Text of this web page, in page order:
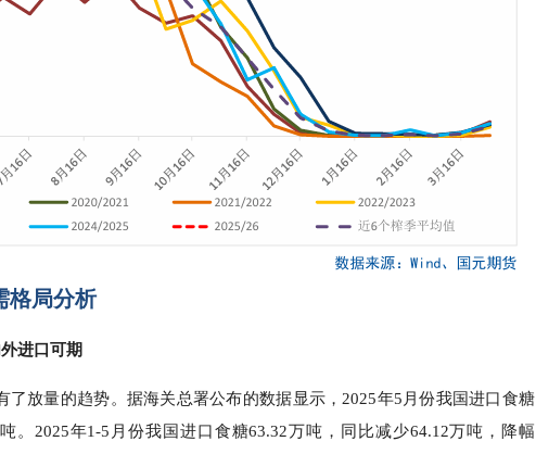
格局分析
进口可期
了放量的趋势。据海关总署公布的数据显示，2025年5月份我国进口食糖
。2025年1-5月份我国进口食糖63.32万吨，同比减少64.12万吨，降幅